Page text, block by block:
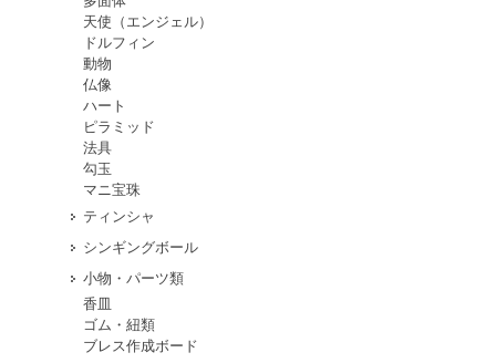
天使（エンジェル）
ドルフィン
動物
仏像
ハート
ピラミッド
法具
勾玉
マニ宝珠
ティンシャ
シンギングボール
小物・パーツ類
香皿
ゴム・紐類
ブレス作成ボード